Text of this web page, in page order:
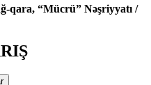
qara, “Mücrü” Nəşriyyatı /